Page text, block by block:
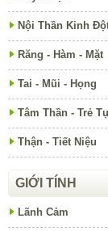
Nội Thần Kinh
Răng - Hàm - Mặt
Tai - Mũi - Họng
Tâm Thần - Trẻ
Thận - Tiết Niệu
GIỚI TÍNH
Lãnh Cảm